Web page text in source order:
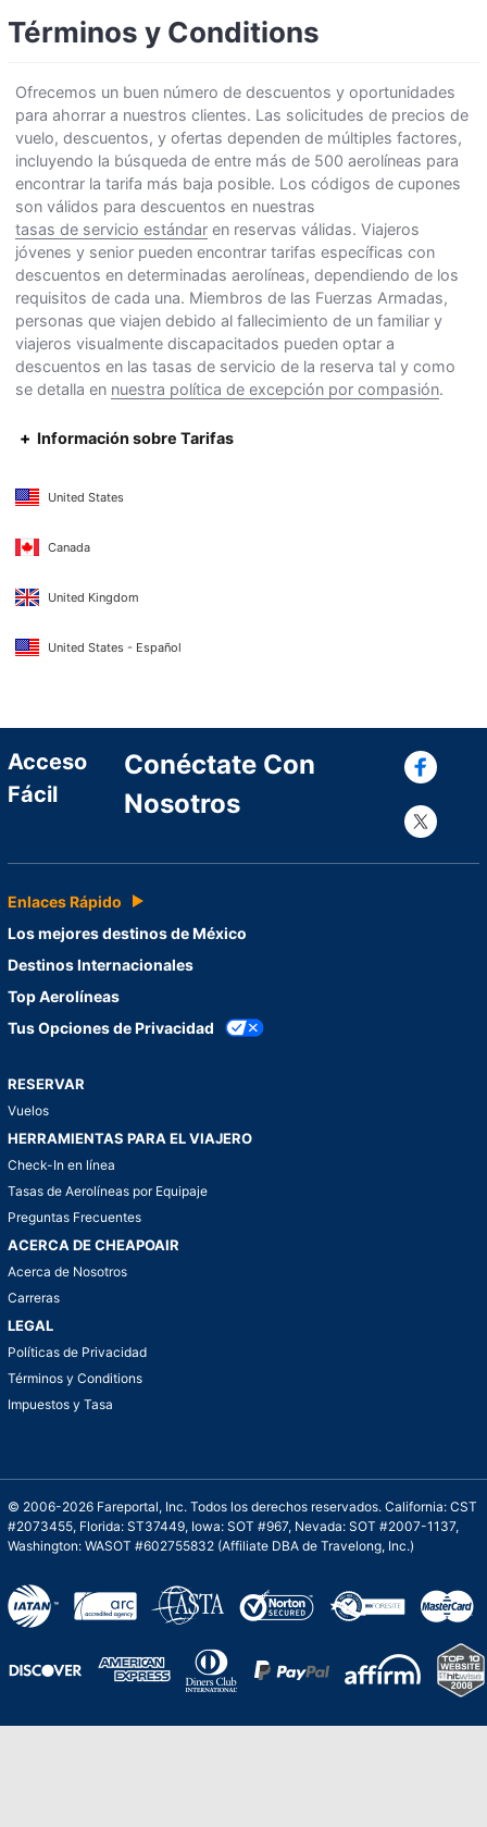
Términos y Conditions
Ofrecemos un buen número de descuentos y oportunidades
para ahorrar a nuestros clientes. Las solicitudes de precios de
vuelo, descuentos, y ofertas dependen de múltiples factores,
incluyendo la búsqueda de entre más de 500 aerolíneas para
encontrar la tarifa más baja posible. Los códigos de cupones
son válidos para descuentos en nuestras
tasas de servicio estándar en reservas válidas. Viajeros
jóvenes y senior pueden encontrar tarifas específicas con
descuentos en determinadas aerolíneas, dependiendo de los
requisitos de cada una. Miembros de las Fuerzas Armadas,
personas que viajen debido al fallecimiento de un familiar y
viajeros visualmente discapacitados pueden optar a
descuentos en las tasas de servicio de la reserva tal y como
se detalla en nuestra política de excepción por compasión.
Información sobre Tarifas
United States
Canada
United Kingdom
United States - Español
Acceso
Fácil
Conéctate Con
Nosotros
Enlaces Rápido
Los mejores destinos de México
Destinos Internacionales
Top Aerolíneas
Tus Opciones de Privacidad
RESERVAR
Vuelos
HERRAMIENTAS PARA EL VIAJERO
Check-In en línea
Tasas de Aerolíneas por Equipaje
Preguntas Frecuentes
ACERCA DE CHEAPOAIR
Acerca de Nosotros
Carreras
LEGAL
Políticas de Privacidad
Términos y Conditions
Impuestos y Tasa
© 2006-2026 Fareportal, Inc. Todos los derechos reservados. California: CST
#2073455, Florida: ST37449, Iowa: SOT #967, Nevada: SOT #2007-1137,
Washington: WASOT #602755832 (Affiliate DBA de Travelong, Inc.)